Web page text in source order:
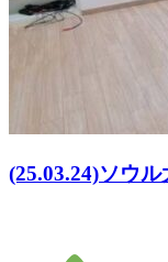
(25.03.24)ソウ